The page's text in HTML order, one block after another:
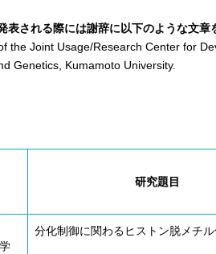
質量分析
高速シーケン
表される際には謝辞に以下のような文章
the Joint Usage/Research Center for
Genetics, Kumamoto University.
研究題目
分化制御に関わるヒストン脱メチ